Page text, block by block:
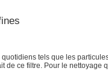
tels que les
de ce filtre. Pour le nettoyage